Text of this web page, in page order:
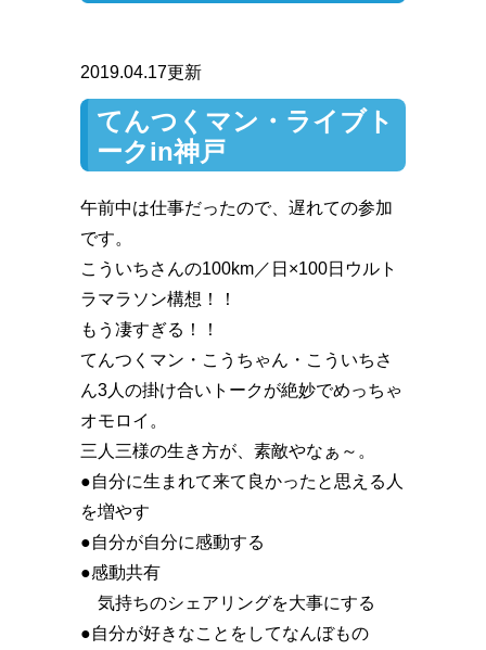
2019.04.17更新
てんつくマン・ライブト
ークin神戸
午前中は仕事だったので、遅れての参加
です。
こういちさんの100km／日×100日ウルト
ラマラソン構想！！️
もう凄すぎる！！️
てんつくマン・こうちゃん・こういちさ
ん3人の掛け合いトークが絶妙でめっちゃ
オモロイ。
三人三様の生き方が、素敵やなぁ～。
●自分に生まれて来て良かったと思える人
を増やす
●自分が自分に感動する
●感動共有
気持ちのシェアリングを大事にする
●自分が好きなことをしてなんぼもの